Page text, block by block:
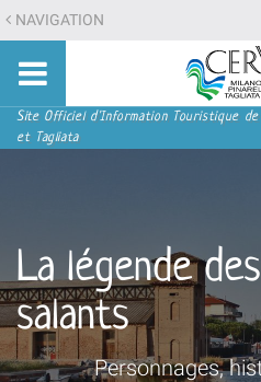
Aller
au
contenu.
Aller
à
NAVIGATION
Sito
turistico
ufficiale
Pinarella,
Tagliata
Navigation
Site Officiel d'Information Touristique de
et Tagliata
La légende
salants
Personnages,
menu